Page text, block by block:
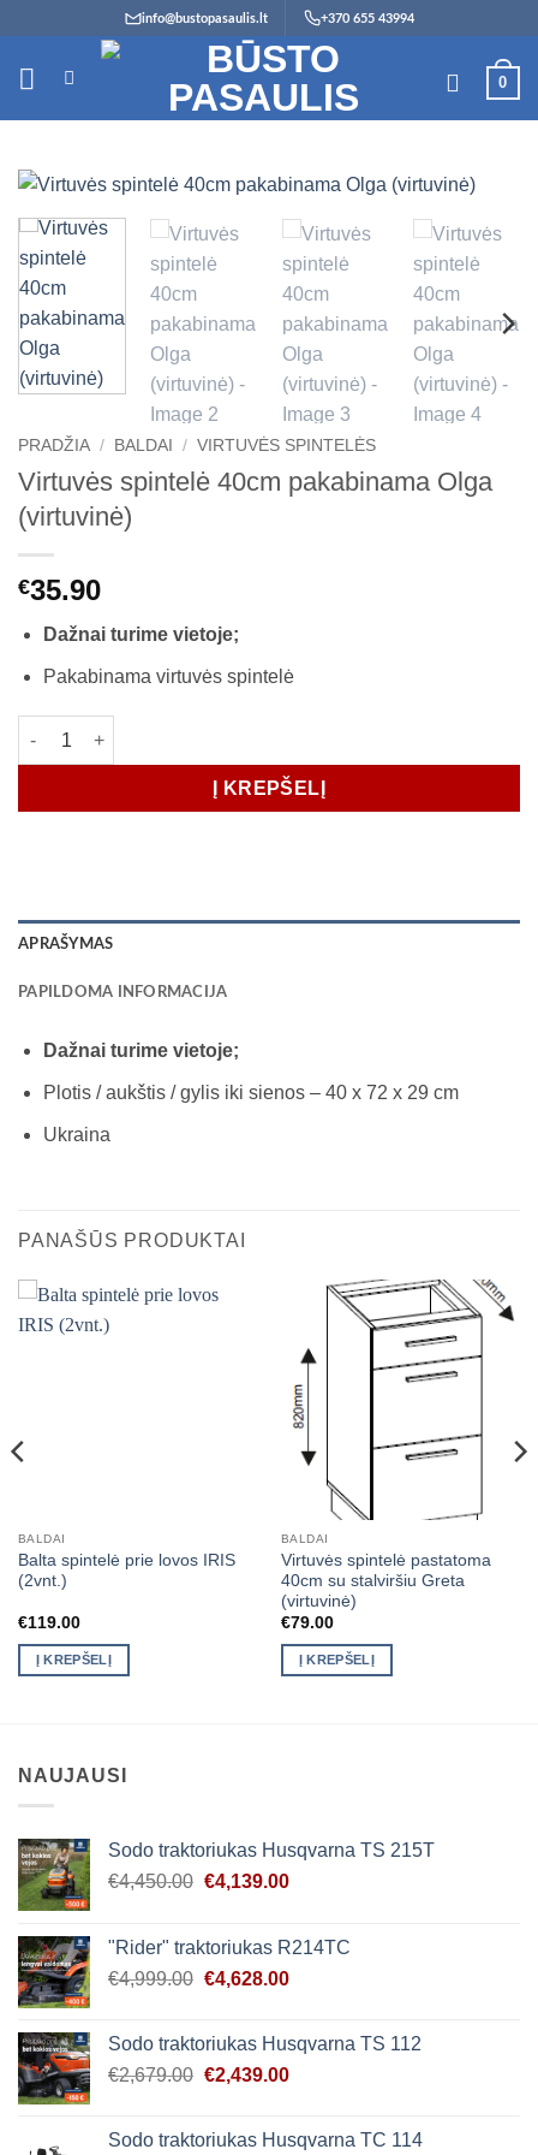
content
info@bustopasaulis.lt +370 655 43994
0
PRADŽIA / BALDAI / VIRTUVĖS SPINTELĖS
Virtuvės spintelė 40cm pakabinama Olga
(virtuvinė)
€35.90
Dažnai turime vietoje;
Pakabinama virtuvės spintelė
produkto kiekis: Virtuvės spintelė 40cm pakabinama Olga
Į KREPŠELĮ
APRAŠYMAS
PAPILDOMA INFORMACIJA
Dažnai turime vietoje;
Plotis / aukštis / gylis iki sienos – 40 x 72 x 29 cm
Ukraina
PANAŠŪS PRODUKTAI
BALDAI
Balta spintelė prie lovos IRIS
(2vnt.)
€119.00
Į KREPŠELĮ
BALDAI
Virtuvės spintelė pastatoma
40cm su stalviršiu Greta
(virtuvinė)
€79.00
Į KREPŠELĮ
NAUJAUSI
Sodo traktoriukas Husqvarna TS 215T
€4,450.00 Original
€4,450.00.
€4,139.00Current
€4,139.00.
"Rider" traktoriukas R214TC
€4,999.00 Original
€4,999.00.
€4,628.00Current
€4,628.00.
Sodo traktoriukas Husqvarna TS 112
€2,679.00 Original
€2,679.00.
€2,439.00Current
€2,439.00.
Sodo traktoriukas Husqvarna TC 114